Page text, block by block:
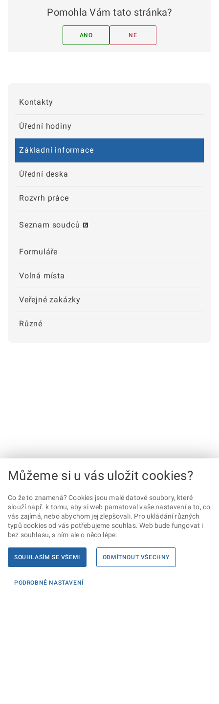
Kontakty
Úřední hodiny
Základní informace
Úřední deska
Rozvrh práce
Seznam soudců
Formuláře
Volná místa
Veřejné zakázky
Různé
Pomohla Vám tato stránka?
ANO NE
Můžeme si u vás uložit cookies?
Co že to znamená? Cookies jsou malé datové soubory, které
slouží např. k tomu, aby si web pamatoval vaše nastavení a to, co
vás zajímá, nebo abychom jej zlepšovali. Pro ukládání různých
typů cookies od vás potřebujeme souhlas. Web bude fungovat i
bez souhlasu, s ním ale o něco lépe.
SOUHLASÍM SE VŠEMI ODMÍTNOUT VŠECHNY
PODROBNÉ NASTAVENÍ